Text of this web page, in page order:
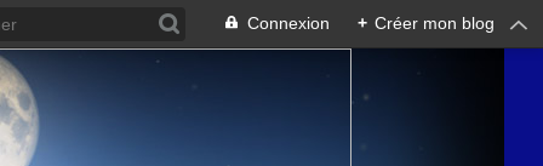
Connexion + Créer mon blog